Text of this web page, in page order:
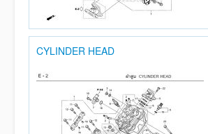
CYLINDER HEAD